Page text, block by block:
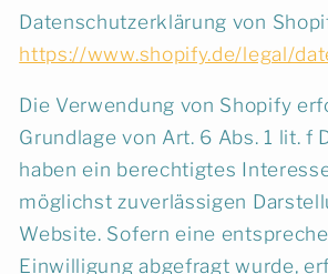
Datenschutzerklärung von
https://www.shopify.de/legal/
Die Verwendung von Shopify
Grundlage von Art. 6 Abs. 1 lit. f
haben ein berechtigtes
möglichst zuverlässigen
Website. Sofern eine
Einwilligung abgefragt wurde,